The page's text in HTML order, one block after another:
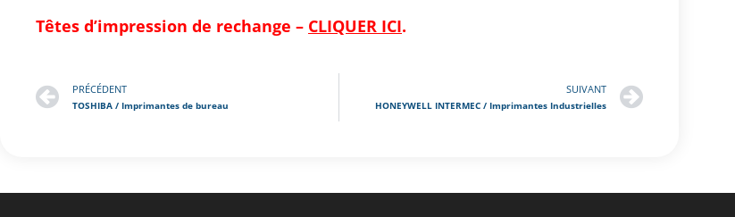
Têtes d’impression de rechange – CLIQUER ICI.
PRÉCÉDENT
TOSHIBA / Imprimantes de bureau
SUIVANT
HONEYWELL INTERMEC / Imprimantes Industrielles